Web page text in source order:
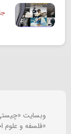
وبسایت
«فلسفه و علوم